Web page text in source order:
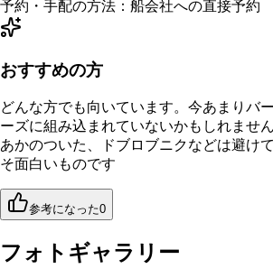
予約・手配の方法： 船会社への直接予約
おすすめの方
どんな方でも向いています。今あまりバ
ーズに組み込まれていないかもしれませ
あかのついた、ドブロブニクなどは避け
そ面白いものです
参考になった0
フォトギャラリー